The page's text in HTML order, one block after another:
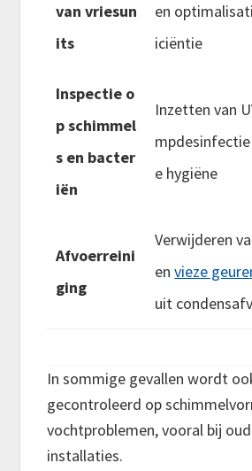
van vriesun
its
en
iciëntie
Inspectie o
p schimmel
s en bacter
iën
Inzetten van
e hygiëne
Afvoerreini
ging
Verwijderen
envieze
uit
In sommige gevallen wordt
gecontroleerd op
vochtproblemen, vooral bij
installaties.